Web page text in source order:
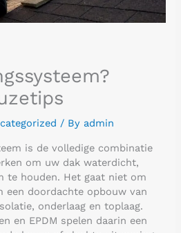
/ By admin
is de volledige combinatie
om uw dak waterdicht,
te houden. Het gaat niet om
een doordachte opbouw van
onderlaag en toplaag.
en EPDM spelen daarin een